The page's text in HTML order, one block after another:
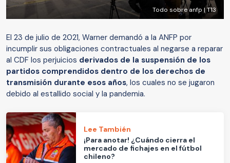
Todo sobre anfp | T13
El 23 de julio de 2021, Warner demandó a la ANFP por
incumplir sus obligaciones contractuales al negarse a reparar
al CDF los perjuicios derivados de la suspensión de los
partidos comprendidos dentro de los derechos de
transmisión durante esos años, los cuales no se jugaron
debido al estallido social y la pandemia.
Lee También
¡Para anotar! ¿Cuándo cierra el
mercado de fichajes en el fútbol
chileno?